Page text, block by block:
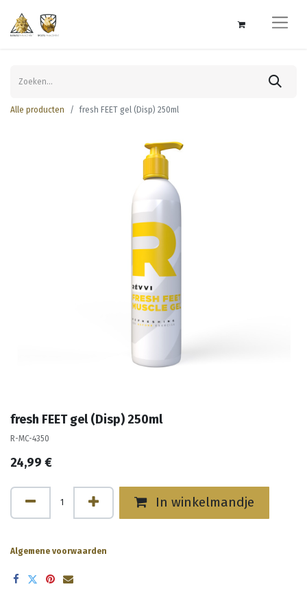
Alle producten fresh FEET gel (Disp) 250ml
fresh FEET gel (Disp) 250ml
R-MC-4350
24,99 €
In winkelmandje
Algemene voorwaarden